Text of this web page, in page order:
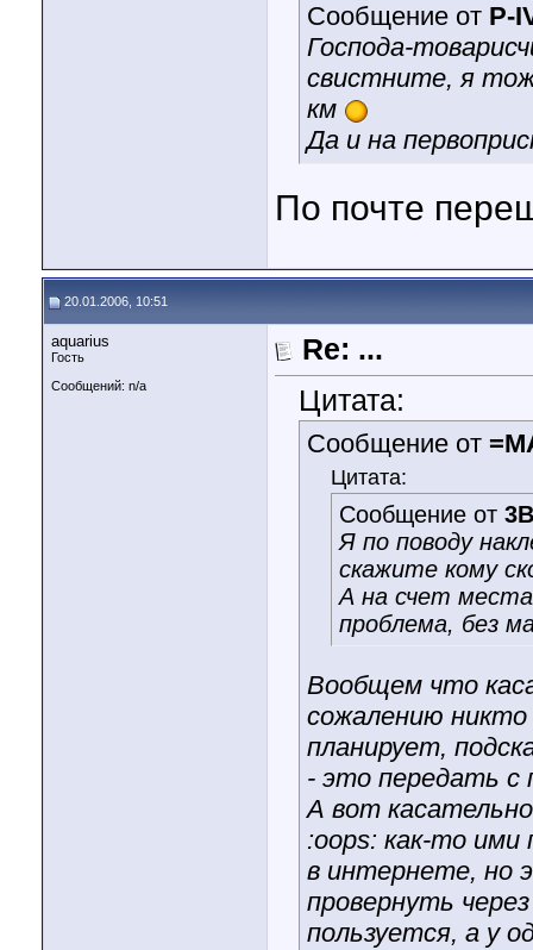
Сообщение от P-
Господа-
свистните, я тож
км
Да и на
По почте
20.01.2006, 10:51
aquarius
Гость
Сообщений: n/a
Re: ...
Цитата:
Сообщение от
Цитата:
Сообщение от
Я по поводу
скажите кому
А на счет
проблема, без
Вообщем что
сожалению никто
планирует,
- это передать с
А вот
:oops: как-то ими
в интернете, но
провернуть
пользуется, а у